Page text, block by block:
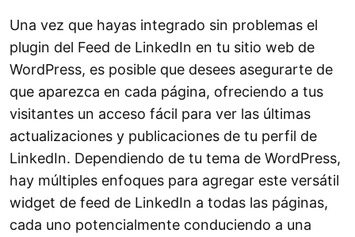
Una vez que hayas integrado sin problemas el
plugin del Feed de LinkedIn en tu sitio web de
WordPress, es posible que desees asegurarte de
que aparezca en cada página, ofreciendo a tus
visitantes un acceso fácil para ver las últimas
actualizaciones y publicaciones de tu perfil de
LinkedIn. Dependiendo de tu tema de WordPress,
hay múltiples enfoques para agregar este versátil
widget de feed de LinkedIn a todas las páginas,
cada uno potencialmente conduciendo a una